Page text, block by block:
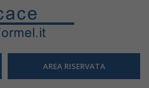
AREA RISERVATA